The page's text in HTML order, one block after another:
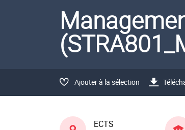
Ajouter à la sélection
ECTS